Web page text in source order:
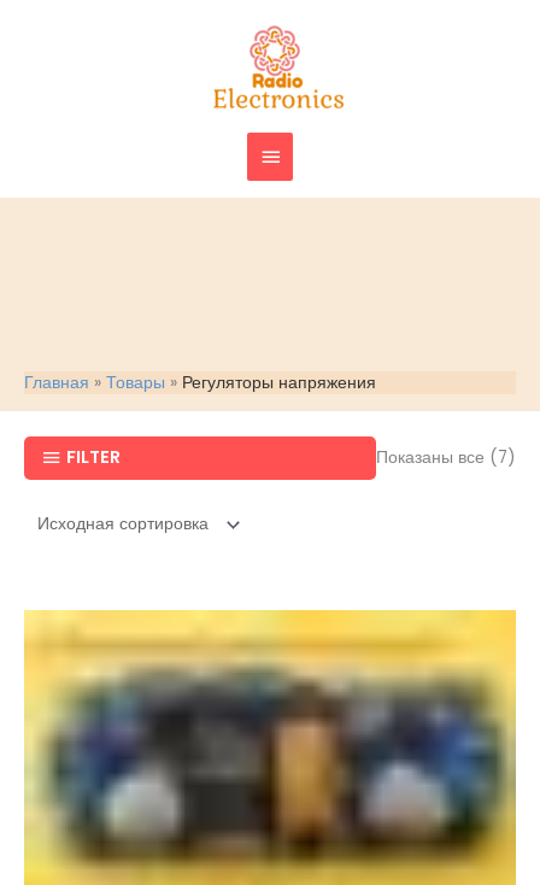
ГЛАВНОЕ
МЕНЮ
Главная Товары Регуляторы напряжения
FILTER Показаны все (7)